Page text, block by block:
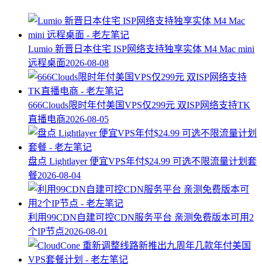
Lumio 新晋日本住宅 ISP网络支持独享实体 M4 Mac mini
远程桌面2026-08-08
666Clouds限时年付美国VPS仅299元 双ISP网络支持TK
直播电商2026-08-05
盘点 Lightlayer 便宜VPS年付$24.99 可选不限流量计划套
餐2026-08-04
利用99CDN自建可控CDN服务平台 亲测免费版本可用2
个IP节点2026-08-01